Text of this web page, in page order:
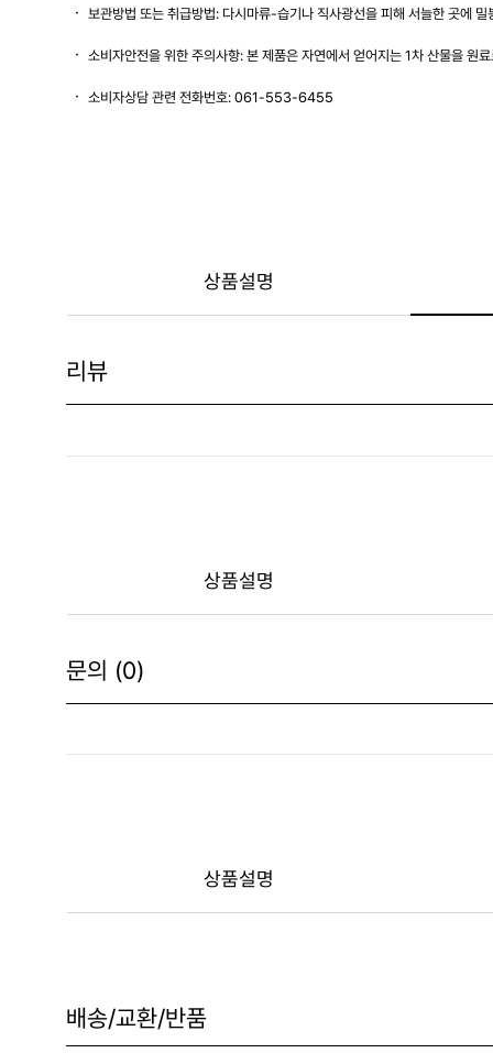
보관방법 또는 취급방법: 다시마류-습기나 직사광선을 피해 서늘한 곳에
소비자안전을 위한 주의사항: 본 제품은 자연에서 얻어지는 1차 산물을 원
소비자상담 관련 전화번호: 061-553-6455
상품설명
리뷰
상품설명
문의 (0)
상품설명
배송/교환/반품